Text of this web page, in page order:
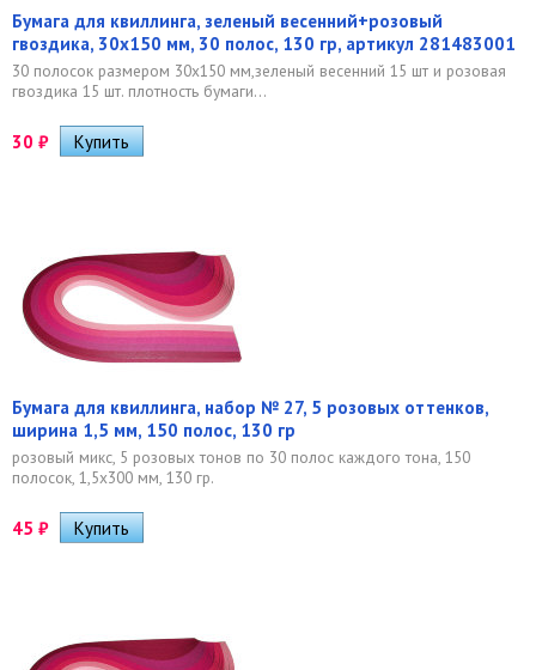
Бумага для квиллинга, зеленый весенний+розовый
гвоздика, 30х150 мм, 30 полос, 130 гр, артикул 281483001
30 полосок размером 30х150 мм,зеленый весенний 15 шт и розовая
гвоздика 15 шт. плотность бумаги...
30 ₽
Бумага для квиллинга, набор № 27, 5 розовых оттенков,
ширина 1,5 мм, 150 полос, 130 гр
розовый микс, 5 розовых тонов по 30 полос каждого тона, 150
полосок, 1,5х300 мм, 130 гр.
45 ₽